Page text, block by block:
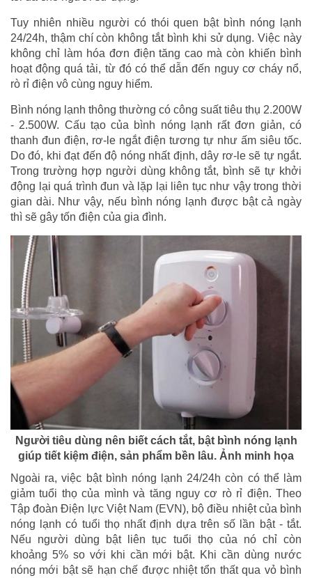
Tuy nhiên nhiều người có thói quen bật bình nóng lạnh
24/24h, thậm chí còn không tắt bình khi sử dụng. Việc này
không chỉ làm hóa đơn điện tăng cao mà còn khiến bình
hoạt động quá tải, từ đó có thể dẫn đến nguy cơ cháy nổ,
rò rỉ điện vô cùng nguy hiểm.
Bình nóng lạnh thông thường có công suất tiêu thụ 2.200W
- 2.500W. Cấu tạo của bình nóng lạnh rất đơn giản, có
thanh đun điện, rơ-le ngắt điện tương tự như ấm siêu tốc.
Do đó, khi đạt đến độ nóng nhất định, dây rơ-le sẽ tự ngắt.
Trong trường hợp người dùng không tắt, bình sẽ tự khởi
động lại quá trình đun và lặp lại liên tục như vậy trong thời
gian dài. Như vậy, nếu bình nóng lạnh được bật cả ngày
thì sẽ gây tốn điện của gia đình.
Người tiêu dùng nên biết cách tắt, bật bình nóng lạnh
giúp tiết kiệm điện, sản phẩm bền lâu. Ảnh minh họa
Ngoài ra, việc bật bình nóng lạnh 24/24h còn có thể làm
giảm tuổi thọ của mình và tăng nguy cơ rò rỉ điện. Theo
Tập đoàn Điện lực Việt Nam (EVN), bộ điều nhiệt của bình
nóng lạnh có tuổi thọ nhất định dựa trên số lần bật - tắt.
Nếu người dùng bật liên tục tuổi thọ của nó chỉ còn
khoảng 5% so với khi cần mới bật. Khi cần dùng nước
nóng mới bật sẽ hạn chế được nhiệt tổn thất qua vỏ bình